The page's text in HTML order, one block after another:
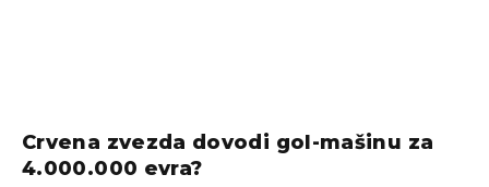
Crvena zvezda dovodi gol-mašinu za
4.000.000 evra?